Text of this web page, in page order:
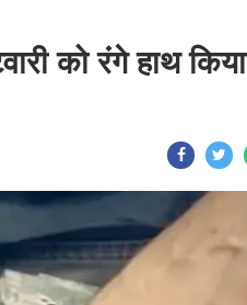
को रंगे हाथ किया